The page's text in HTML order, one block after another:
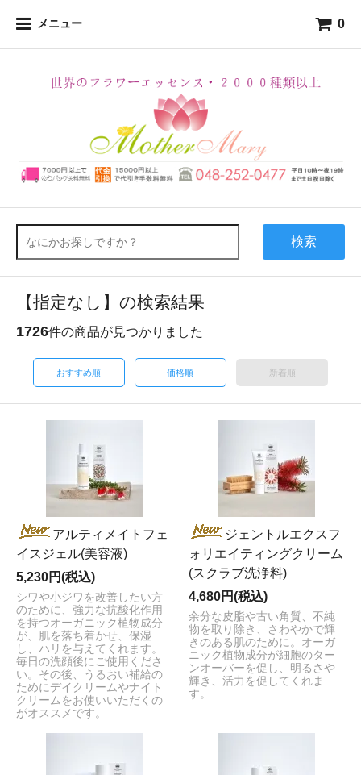
メニュー 0
検索
【指定なし】の検索結果
1726件の商品が見つかりました
おすすめ順 価格順 新着順
アルティメイトフェ
イスジェル(美容液)
5,230円(税込)
シワや小ジワを改善したい方
のために、強力な抗酸化作用
を持つオーガニック植物成分
が、肌を落ち着かせ、保湿
し、ハリを与えてくれます。
毎日の洗顔後にご使用くださ
い。その後、うるおい補給の
ためにデイクリームやナイト
クリームをお使いいただくの
がオススメです。
ジェントルエクスフ
ォリエイティングクリーム
(スクラブ洗浄料)
4,680円(税込)
余分な皮脂や古い角質、不純
物を取り除き、さわやかで輝
きのある肌のために。オーガ
ニック植物成分が細胞のター
ンオーバーを促し、明るさや
輝き、活力を促してくれま
す。